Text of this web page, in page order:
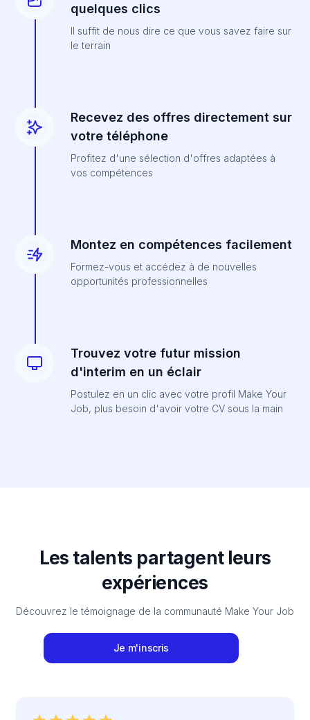
quelques clics
Il suffit de nous dire ce que vous savez faire sur
le terrain
Recevez des offres directement sur
votre téléphone
Profitez d'une sélection d'offres adaptées à
vos compétences
Montez en compétences facilement
Formez-vous et accédez à de nouvelles
opportunités professionnelles
Trouvez votre futur mission
d'interim en un éclair
Postulez en un clic avec votre profil Make Your
Job, plus besoin d'avoir votre CV sous la main
Les talents partagent leurs
expériences
Découvrez le témoignage de la communauté Make Your Job
Je m'inscris